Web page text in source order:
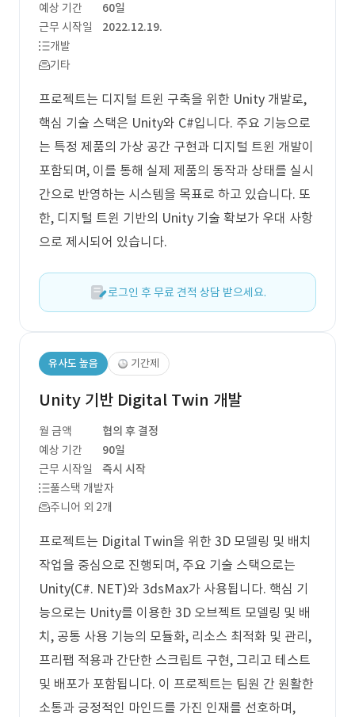
예상 기간
60일
근무 시작일
2022.12.19.
개발
기타
프로젝트는 디지털 트윈 구축을 위한 Unity 개발로,
핵심 기술 스택은 Unity와 C#입니다. 주요 기능으로
는 특정 제품의 가상 공간 구현과 디지털 트윈 개발이
포함되며, 이를 통해 실제 제품의 동작과 상태를 실시
간으로 반영하는 시스템을 목표로 하고 있습니다. 또
한, 디지털 트윈 기반의 Unity 기술 확보가 우대 사항
으로 제시되어 있습니다.
로그인 후 무료 견적 상담 받으세요.
유사도 높음 기간제
Unity 기반 Digital Twin 개발
월 금액
협의 후 결정
예상 기간
90일
근무 시작일
즉시 시작
풀스택 개발자
주니어 외 2개
프로젝트는 Digital Twin을 위한 3D 모델링 및 배치
작업을 중심으로 진행되며, 주요 기술 스택으로는
Unity(C#. NET)와 3dsMax가 사용됩니다. 핵심 기
능으로는 Unity를 이용한 3D 오브젝트 모델링 및 배
치, 공통 사용 기능의 모듈화, 리소스 최적화 및 관리,
프리팹 적용과 간단한 스크립트 구현, 그리고 테스트
및 배포가 포함됩니다. 이 프로젝트는 팀원 간 원활한
소통과 긍정적인 마인드를 가진 인재를 선호하며,